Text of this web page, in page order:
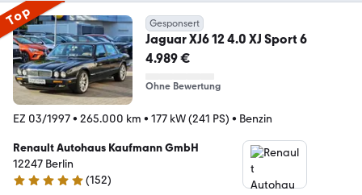
Top Gesponsert
Jaguar XJ6 12 4.0 XJ Sport 6
4.989 €
Ohne Bewertung
EZ 03/1997• 265.000 km • 177 kW (241 PS) • Benzin
Renault Autohaus Kaufmann GmbH
12247 Berlin
4.8 Sterne
(152)